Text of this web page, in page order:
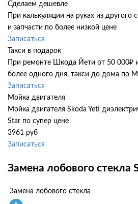
Сделаем дешевле
При калькуляции на руках из другого
и запчасти по более низкой цене
Записаться
Такси в подарок
При ремонте Шкода Йети от 50 000₽
более одного дня, такси до дома по
Записаться
Мойка двигателя
Мойка двигателя Skoda Yeti
Star по супер цене
3961 руб
Записаться
Замена лобового стекла
Замена лобового стекла